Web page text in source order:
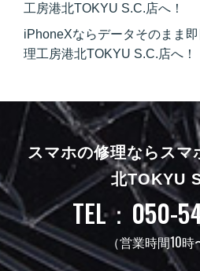
工房港北TOKYU S.C.店へ！
iPhoneXならデータそのまま
理工房港北TOKYU S.C.店へ！
スマホの修理ならスマ
北TOKYU
TEL：050-
（営業時間10